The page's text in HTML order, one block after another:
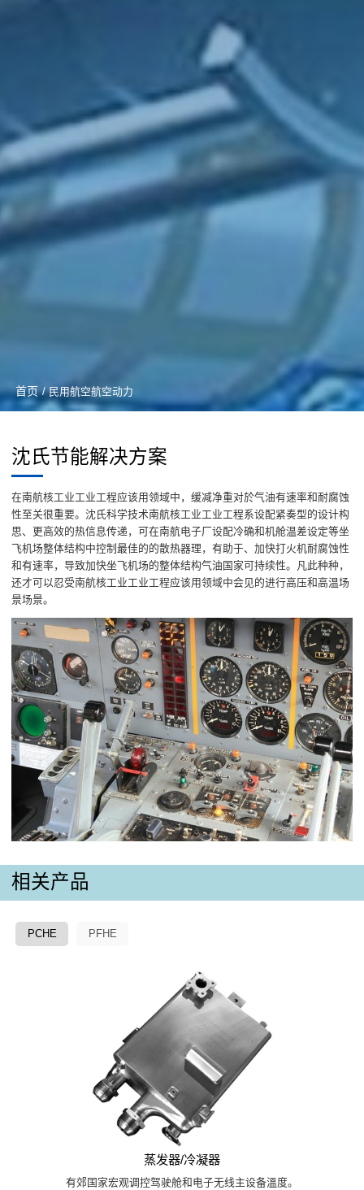
首页 / 民用航空航空动力
沈氏节能解决方案
在南航核工业工业工程应该用领域中，缓减净重对於气油有速率和耐腐蚀
性至关很重要。沈氏科学技术南航核工业工业工程系设配紧奏型的设计构
思、更高效的热信息传递，可在南航电子厂设配冷确和机舱温差设定等坐
飞机场整体结构中控制最佳的的散热器理，有助于、加快打火机耐腐蚀性
和有速率，导致加快坐飞机场的整体结构气油国家可持续性。凡此种种，
还才可以忍受南航核工业工业工程应该用领域中会见的进行高压和高温场
景场景。
相关产品
PCHE PFHE
蒸发器/冷凝器
有郊国家宏观调控驾驶舱和电子无线主设备溫度。